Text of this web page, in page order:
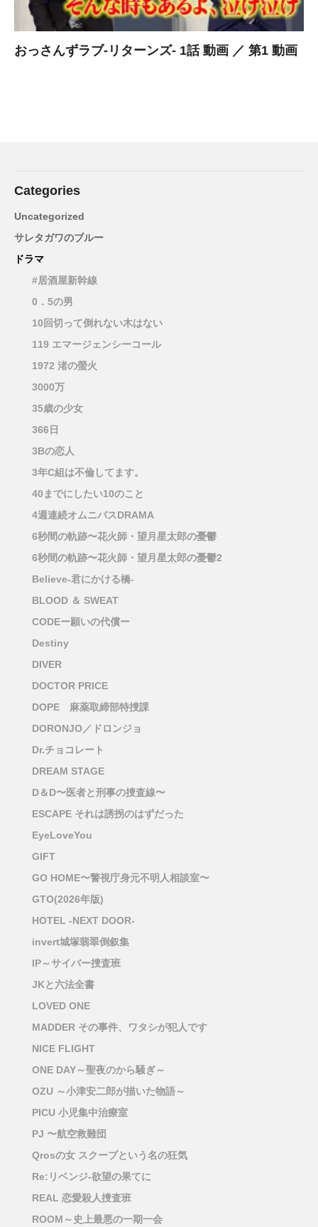
おっさんずラブ-リターンズ- 1話 動画 ／ 第1 動画
Categories
Uncategorized
サレタガワのブルー
ドラマ
#居酒屋新幹線
0．5の男
10回切って倒れない木はない
119 エマージェンシーコール
1972 渚の螢火
3000万
35歳の少女
366日
3Bの恋人
3年C組は不倫してます。
40までにしたい10のこと
4週連続オムニバスDRAMA
6秒間の軌跡〜花火師・望月星太郎の憂鬱
6秒間の軌跡〜花火師・望月星太郎の憂鬱2
Believe-君にかける橋-
BLOOD ＆ SWEAT
CODEー願いの代償ー
Destiny
DIVER
DOCTOR PRICE
DOPE 麻薬取締部特捜課
DORONJO／ドロンジョ
Dr.チョコレート
DREAM STAGE
D＆D〜医者と刑事の捜査線〜
ESCAPE それは誘拐のはずだった
EyeLoveYou
GIFT
GO HOME〜警視庁身元不明人相談室〜
GTO(2026年版)
HOTEL -NEXT DOOR-
invert城塚翡翠倒叙集
IP～サイバー捜査班
JKと六法全書
LOVED ONE
MADDER その事件、ワタシが犯人です
NICE FLIGHT
ONE DAY～聖夜のから騒ぎ～
OZU ～小津安二郎が描いた物語～
PICU 小児集中治療室
PJ 〜航空救難団
Qrosの女 スクープという名の狂気
Re:リベンジ-欲望の果てに
REAL 恋愛殺人捜査班
ROOM～史上最悪の一期一会